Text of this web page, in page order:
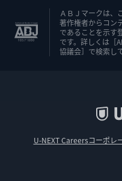
ＡＢＪマークは、
著作権者からコン
であることを示す
です。詳しくは［
協議会］で検索し
U-NEXT Careersコーポレ